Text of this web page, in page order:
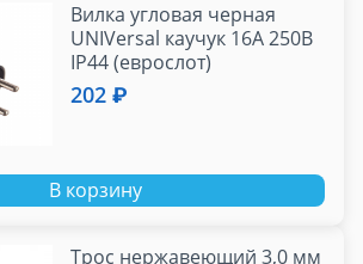
Вилка угловая черная
UNIVersal каучук 16А 250В
IP44 (еврослот)
202 ₽
В корзину
Трос нержавеющий 3,0 мм